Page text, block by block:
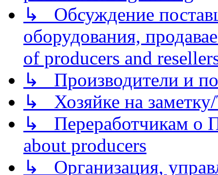
↳ Обсуждение
оборудования,
of producers and
↳ Производители и
↳ Хозяйке на
↳ Переработчикам о
about producers
↳ Организация,